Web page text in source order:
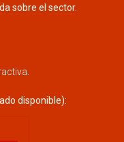
sobre el sector.
.
disponible):